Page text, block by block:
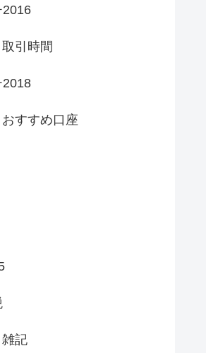
引時間
2018
すすめ口座
雑記